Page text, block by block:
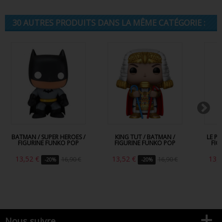
30 AUTRES PRODUITS DANS LA MÊME CATÉGORIE :
BATMAN / SUPER HEROES /
FIGURINE FUNKO POP
13,52 € -20% 16,90 €
KING TUT / BATMAN /
FIGURINE FUNKO POP
13,52 € -20% 16,90 €
LE